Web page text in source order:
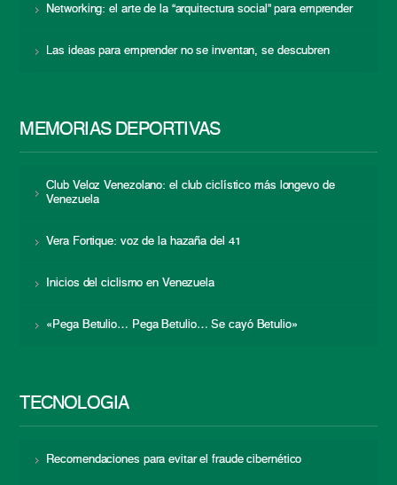
Networking: el arte de la “arquitectura social” para emprender
Las ideas para emprender no se inventan, se descubren
MEMORIAS DEPORTIVAS
Club Veloz Venezolano: el club ciclístico más longevo de
Venezuela
Vera Fortique: voz de la hazaña del 41
Inicios del ciclismo en Venezuela
«Pega Betulio… Pega Betulio… Se cayó Betulio»
TECNOLOGÍA
Recomendaciones para evitar el fraude cibernético